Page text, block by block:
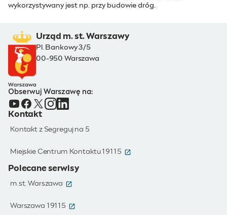
wykorzystywany jest np. przy budowie dróg.
Urząd m. st. Warszawy
Pl. Bankowy 3/5
00-950 Warszawa
Obserwuj Warszawę na:
Kontakt
Kontakt z Segreguj na 5
Miejskie Centrum Kontaktu 19115 (otwiera się w nowym oknie)
Polecane serwisy
m.st. Warszawa (otwiera się w nowym oknie)
Warszawa 19115 (otwiera się w nowym oknie)